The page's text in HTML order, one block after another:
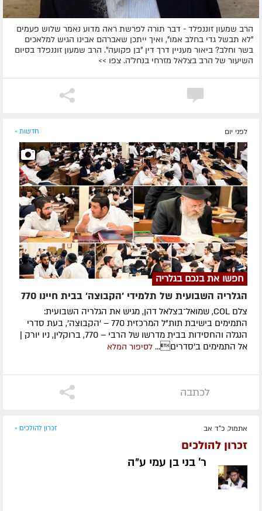
הרב שמעון זוננפלד - דבר תורה לפרשת ראה מדוע נאמר שלוש פעמים
"לא תבשל גדי בחלב אמו", ואיך ייתכן שאברהם אבינו הגיש למלאכים
בשר וחלב? ביאור מעניין דרך דין "בן פקועה". הרב שמעון זוננפלד בסיום
השיעור של הרב בצלאל מזרחי בנחל'ה. צפו >>
לפני יום חדשות »
חפשו את בנכם בגלריה
הגלריה השבועית של תלמידי 'הקבוצה' בבית חיינו 770
צלם COL, שמואל־בצלאל דהן, מגיש את הגלריה השבועית:
התמימים בישיבת תות"ל המרכזית 770 – 'הקבוצה', בעת סדרי
הנגלה והחסידות בבית מדרשו של הרבי – 770, ברוקלין, ניו יורק |
אל התמימים ב'סדרים... לסיפור המלא
לכתבה
אתמול, כ"ד אב זכרון להולכים »
זכרון להולכים
ר' בני בן עמי ע״ה